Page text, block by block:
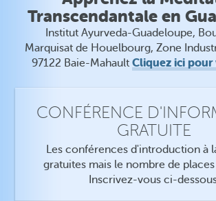
Transcendantale en
Institut Ayurveda-Guadeloupe,
Marquisat de Houelbourg, Zone
97122 Baie-Mahault Cliquez ici
CONFÉRENCE
GRATUITE
Les conférences d'introduction à
gratuites mais le nombre de
Inscrivez-vous ci-